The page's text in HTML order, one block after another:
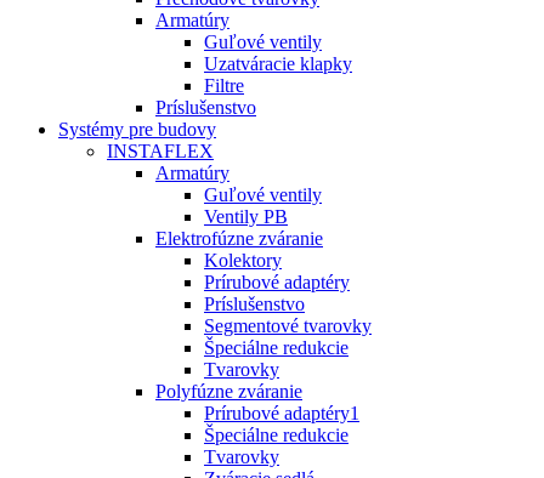
Armatúry
Guľové ventily
Uzatváracie klapky
Filtre
Príslušenstvo
Systémy pre budovy
INSTAFLEX
Armatúry
Guľové ventily
Ventily PB
Elektrofúzne zváranie
Kolektory
Prírubové adaptéry
Príslušenstvo
Segmentové tvarovky
Špeciálne redukcie
Tvarovky
Polyfúzne zváranie
Prírubové adaptéry1
Špeciálne redukcie
Tvarovky